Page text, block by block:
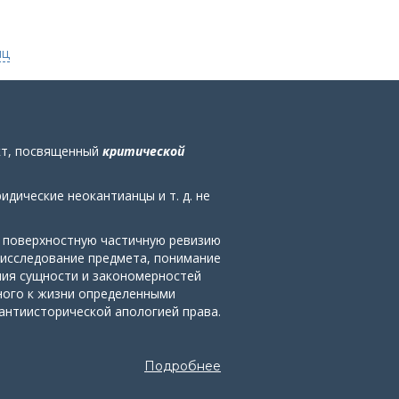
посвященный критической
неокантианцы и т. д. не
частичную ревизию
предмета, понимание
сущности и закономерностей
к жизни определенными
апологией права.
Подробнее